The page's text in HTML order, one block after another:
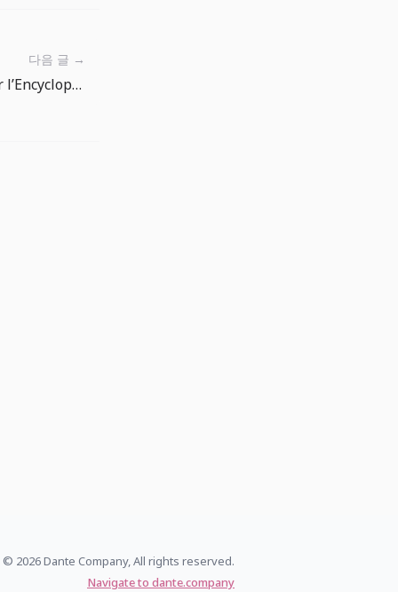
다음 글 →
Routine hebdomadaire pour l’Encyclopédie des Poissons de The Big One
© 2026 Dante Company, All rights reserved.
Navigate to dante.company